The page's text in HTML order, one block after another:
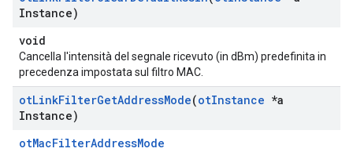
Instance)
void
Cancella l'intensità del segnale ricevuto (in dBm) predefinita in
precedenza impostata sul filtro MAC.
otLinkFilterGetAddressMode(otInstance *a
Instance)
otMacFilterAddressMode